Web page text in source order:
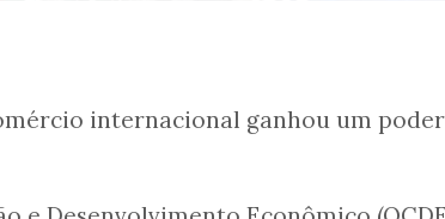
internacional ganhou um